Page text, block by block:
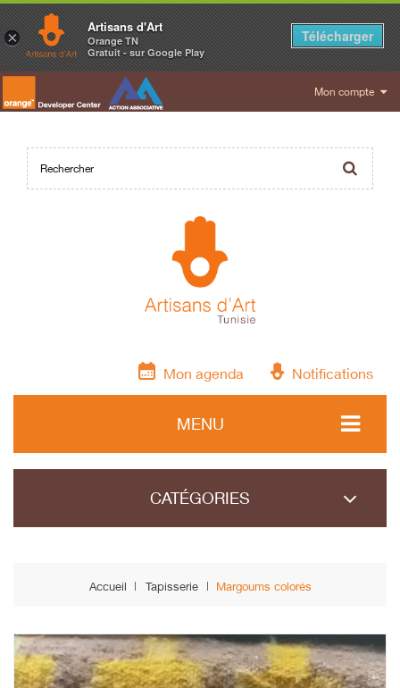
Mon compte
Mon agenda Notifications
MENU
CATÉGORIES
Accueil Tapisserie Margoums colorés
×
Artisans d'Art
Orange TN
Gratuit - sur Google Play
Télécharger